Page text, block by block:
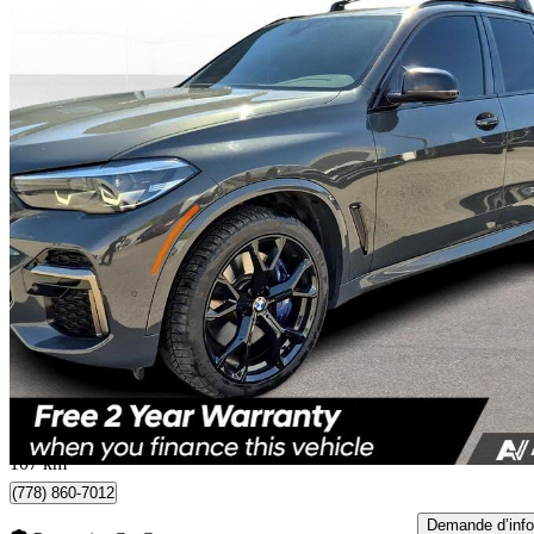
2022 BMW X5
M50i xDrive AWD75 169 km
56 418 $ Affaire
989 $/mois env.
Kelowna, BC
107 km
(778) 860-7012
Demande d’info